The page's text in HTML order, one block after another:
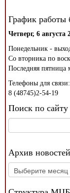
График работы
Четверг, 6 августа
Понедельник -
Со вторника по
Последняя пятница
Телефоны для связи:
8 (48745)2-54-19
Поиск по сайту
Архив новостей
Архив
новостей